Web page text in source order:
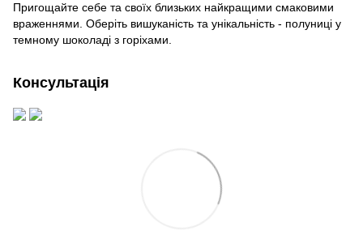
Пригощайте себе та своїх близьких найкращими смаковими
враженнями. Оберіть вишуканість та унікальність - полуниці у
темному шоколаді з горіхами.
Консультація